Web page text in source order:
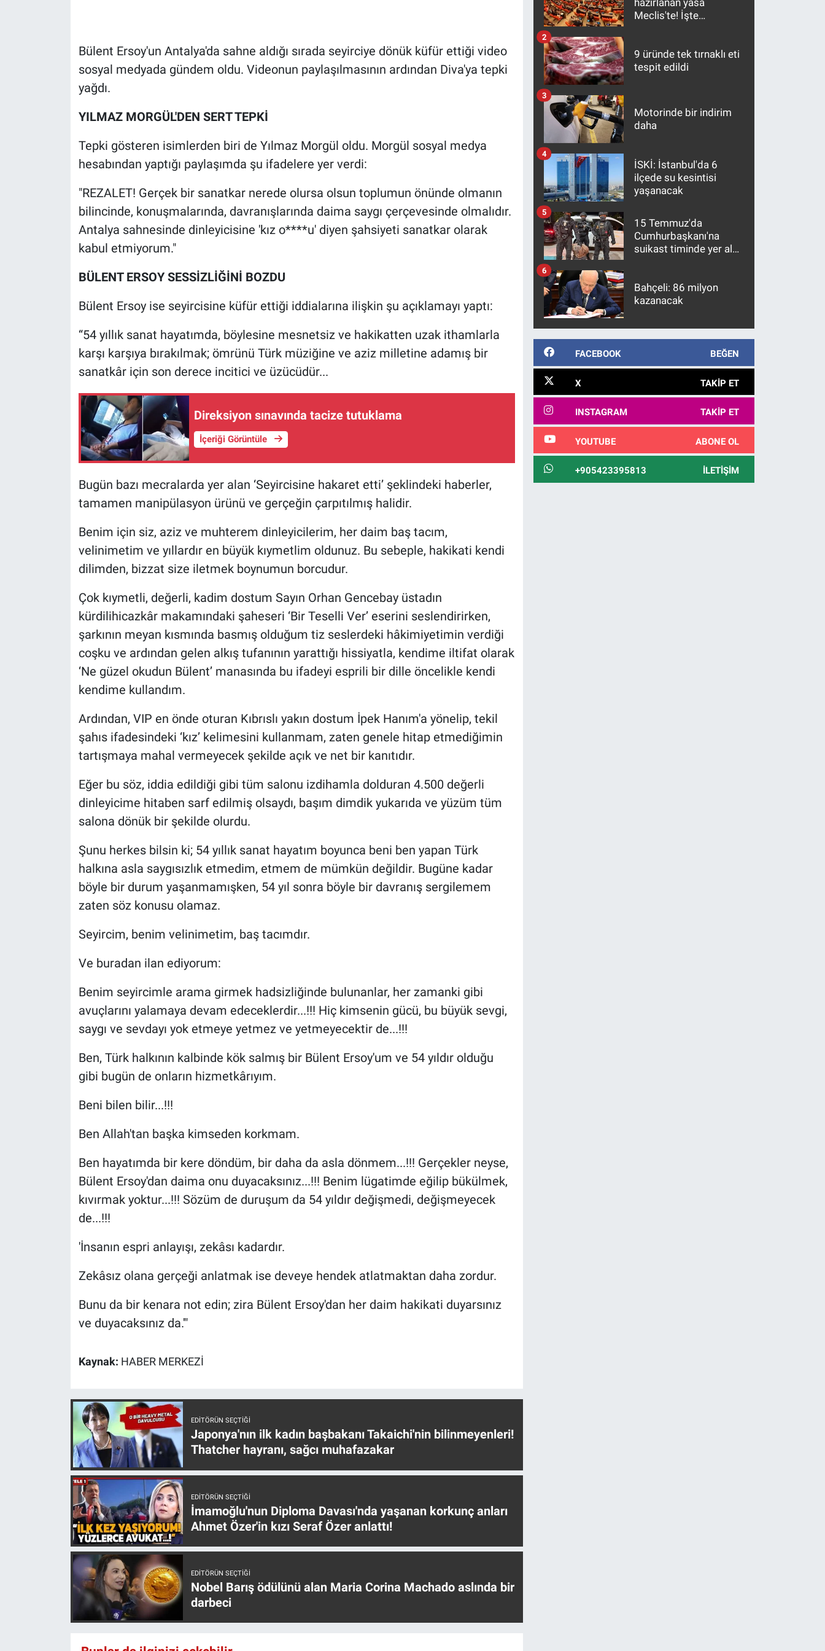
Bülent Ersoy'un Antalya'da sahne aldığı sırada seyirciye dönük küfür ettiği video
sosyal medyada gündem oldu. Videonun paylaşılmasının ardından Diva'ya tepki
yağdı.
YILMAZ MORGÜL'DEN SERT TEPKİ
Tepki gösteren isimlerden biri de Yılmaz Morgül oldu. Morgül sosyal medya
hesabından yaptığı paylaşımda şu ifadelere yer verdi:
"REZALET! Gerçek bir sanatkar nerede olursa olsun toplumun önünde olmanın
bilincinde, konuşmalarında, davranışlarında daima saygı çerçevesinde olmalıdır.
Antalya sahnesinde dinleyicisine 'kız o****u' diyen şahsiyeti sanatkar olarak
kabul etmiyorum."
BÜLENT ERSOY SESSİZLİĞİNİ BOZDU
Bülent Ersoy ise seyircisine küfür ettiği iddialarına ilişkin şu açıklamayı yaptı:
“54 yıllık sanat hayatımda, böylesine mesnetsiz ve hakikatten uzak ithamlarla
karşı karşıya bırakılmak; ömrünü Türk müziğine ve aziz milletine adamış bir
sanatkâr için son derece incitici ve üzücüdür...
Direksiyon sınavında tacize tutuklama
İçeriği Görüntüle
Bugün bazı mecralarda yer alan ‘Seyircisine hakaret etti’ şeklindeki haberler,
tamamen manipülasyon ürünü ve gerçeğin çarpıtılmış halidir.
Benim için siz, aziz ve muhterem dinleyicilerim, her daim baş tacım,
velinimetim ve yıllardır en büyük kıymetlim oldunuz. Bu sebeple, hakikati kendi
dilimden, bizzat size iletmek boynumun borcudur.
Çok kıymetli, değerli, kadim dostum Sayın Orhan Gencebay üstadın
kürdilihicazkâr makamındaki şaheseri ‘Bir Teselli Ver’ eserini seslendirirken,
şarkının meyan kısmında basmış olduğum tiz seslerdeki hâkimiyetimin verdiği
coşku ve ardından gelen alkış tufanının yarattığı hissiyatla, kendime iltifat olarak
‘Ne güzel okudun Bülent’ manasında bu ifadeyi esprili bir dille öncelikle kendi
kendime kullandım.
Ardından, VIP en önde oturan Kıbrıslı yakın dostum İpek Hanım'a yönelip, tekil
şahıs ifadesindeki ‘kız’ kelimesini kullanmam, zaten genele hitap etmediğimin
tartışmaya mahal vermeyecek şekilde açık ve net bir kanıtıdır.
Eğer bu söz, iddia edildiği gibi tüm salonu izdihamla dolduran 4.500 değerli
dinleyicime hitaben sarf edilmiş olsaydı, başım dimdik yukarıda ve yüzüm tüm
salona dönük bir şekilde olurdu.
Şunu herkes bilsin ki; 54 yıllık sanat hayatım boyunca beni ben yapan Türk
halkına asla saygısızlık etmedim, etmem de mümkün değildir. Bugüne kadar
böyle bir durum yaşanmamışken, 54 yıl sonra böyle bir davranış sergilemem
zaten söz konusu olamaz.
Seyircim, benim velinimetim, baş tacımdır.
Ve buradan ilan ediyorum:
Benim seyircimle arama girmek hadsizliğinde bulunanlar, her zamanki gibi
avuçlarını yalamaya devam edeceklerdir...!!! Hiç kimsenin gücü, bu büyük sevgi,
saygı ve sevdayı yok etmeye yetmez ve yetmeyecektir de...!!!
Ben, Türk halkının kalbinde kök salmış bir Bülent Ersoy'um ve 54 yıldır olduğu
gibi bugün de onların hizmetkârıyım.
Beni bilen bilir...!!!
Ben Allah'tan başka kimseden korkmam.
Ben hayatımda bir kere döndüm, bir daha da asla dönmem...!!! Gerçekler neyse,
Bülent Ersoy'dan daima onu duyacaksınız...!!! Benim lügatimde eğilip bükülmek,
kıvırmak yoktur...!!! Sözüm de duruşum da 54 yıldır değişmedi, değişmeyecek
de...!!!
'İnsanın espri anlayışı, zekâsı kadardır.
Zekâsız olana gerçeği anlatmak ise deveye hendek atlatmaktan daha zordur.
Bunu da bir kenara not edin; zira Bülent Ersoy'dan her daim hakikati duyarsınız
ve duyacaksınız da.'"
Kaynak: HABER MERKEZİ
EDITÖRÜN SEÇTIĞI
Japonya'nın ilk kadın başbakanı Takaichi'nin bilinmeyenleri!
Thatcher hayranı, sağcı muhafazakar
EDITÖRÜN SEÇTIĞI
İmamoğlu'nun Diploma Davası'nda yaşanan korkunç anları
Ahmet Özer'in kızı Seraf Özer anlattı!
EDITÖRÜN SEÇTIĞI
Nobel Barış ödülünü alan Maria Corina Machado aslında bir
darbeci
Meclis'te! İşte
9 üründe tek tırnaklı eti
tespit edildi
2
Motorinde bir indirim
daha
3
İSKİ: İstanbul'da 6
ilçede su kesintisi
yaşanacak
4
15 Temmuz'da
Cumhurbaşkanı'na
suikast timinde yer alan
5
Bahçeli: 86 milyon
kazanacak
6
FACEBOOK BEĞEN
X TAKIP ET
INSTAGRAM TAKIP ET
YOUTUBE ABONE OL
+905423395813 İLETIŞIM
Koronavirüs
Kültür Sanat
Ne demişti
Programlar
Türkiye'nin Gündemi
Yerel Gündem
Yerel Yaşam
Canlı Yayın